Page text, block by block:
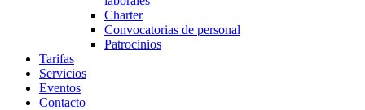
Charter
Convocatorias de personal
Patrocinios
Tarifas
Servicios
Eventos
Contacto